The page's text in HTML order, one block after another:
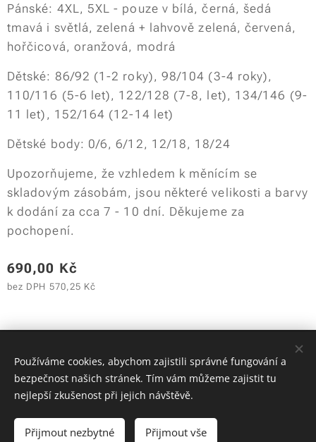
Pánské: 4XL, 5XL - pouze v bílá, černá, šedá
tmavá i světlá, zelená + lahvově zelená, červená,
hořčicová, oranžová, modrá
Dětské: 86/92 (1-2 roky), 98/104 (3-4 roky),
110/116 (5-6 let), 122/128 (7-8, let), 134/146 (9-
11 let), 152/164 (12-14 let)
Dětské body: 0/6, 6/12, 12/18, 18/24
Upozorňujeme, že vzhledem k měnícím se
skladovým zásobám, jsou některé velikosti a barvy
k dodání za cca 7 - 10 dní. Děkujeme za
pochopení.
690,00 Kč
bez DPH 570,25 Kč
Do košíku
© 2018 - 2025 Oslíci na cestách | Všechna práva vyhrazena
*
Cookies
Používáme cookies, abychom zajistili správné fungování a
bezpečnost našich stránek. Tím vám můžeme zajistit tu
nejlepší zkušenost při jejich návštěvě.
Přijmout nezbytné Přijmout vše